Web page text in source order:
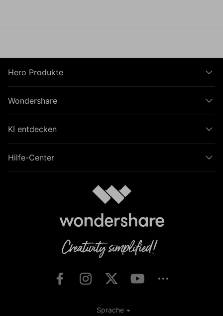
Hero Produkte
Wondershare
KI entdecken
Hilfe-Center
Sprache